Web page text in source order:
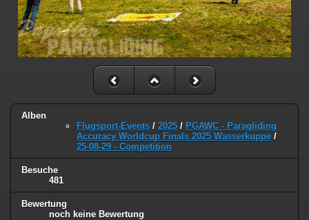
Alben
Flugsport-Events / 2025 / PGAWC - Paragliding
Accuracy Worldcup Finals 2025 Wasserkuppe /
25-08-29 - Competition
Besuche
481
Bewertung
noch keine Bewertung